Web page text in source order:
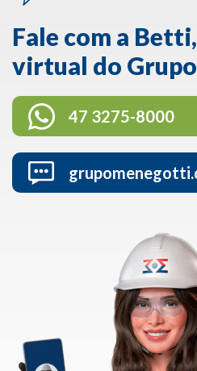
Fale com a
virtual do
47 3275-8000